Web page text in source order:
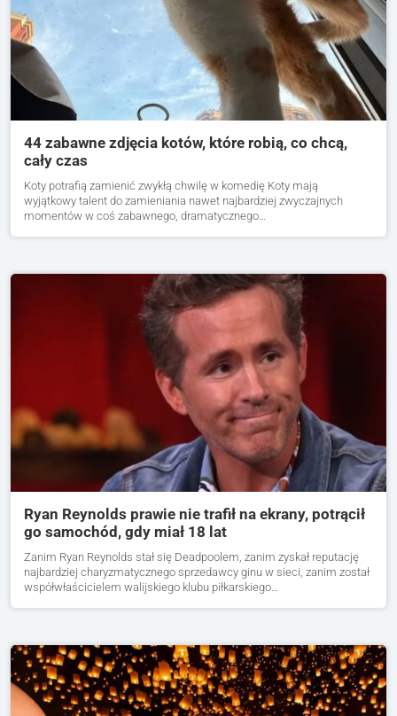
44 zabawne zdjęcia kotów, które robią, co chcą,
cały czas
Koty potrafią zamienić zwykłą chwilę w komedię Koty mają
wyjątkowy talent do zamieniania nawet najbardziej zwyczajnych
momentów w coś zabawnego, dramatycznego…
Ryan Reynolds prawie nie trafił na ekrany, potrącił
go samochód, gdy miał 18 lat
Zanim Ryan Reynolds stał się Deadpoolem, zanim zyskał reputację
najbardziej charyzmatycznego sprzedawcy ginu w sieci, zanim został
współwłaścicielem walijskiego klubu piłkarskiego…